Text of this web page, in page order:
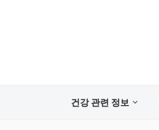
건강 관련 정보